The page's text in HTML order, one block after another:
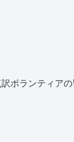
ボランティア